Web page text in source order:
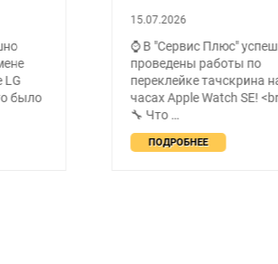
12.07.2026
💻 В "Сервис Плюс"
проведены работы по
клавиатуры и полной
профилактической
ноутбука Acer Aspire V…